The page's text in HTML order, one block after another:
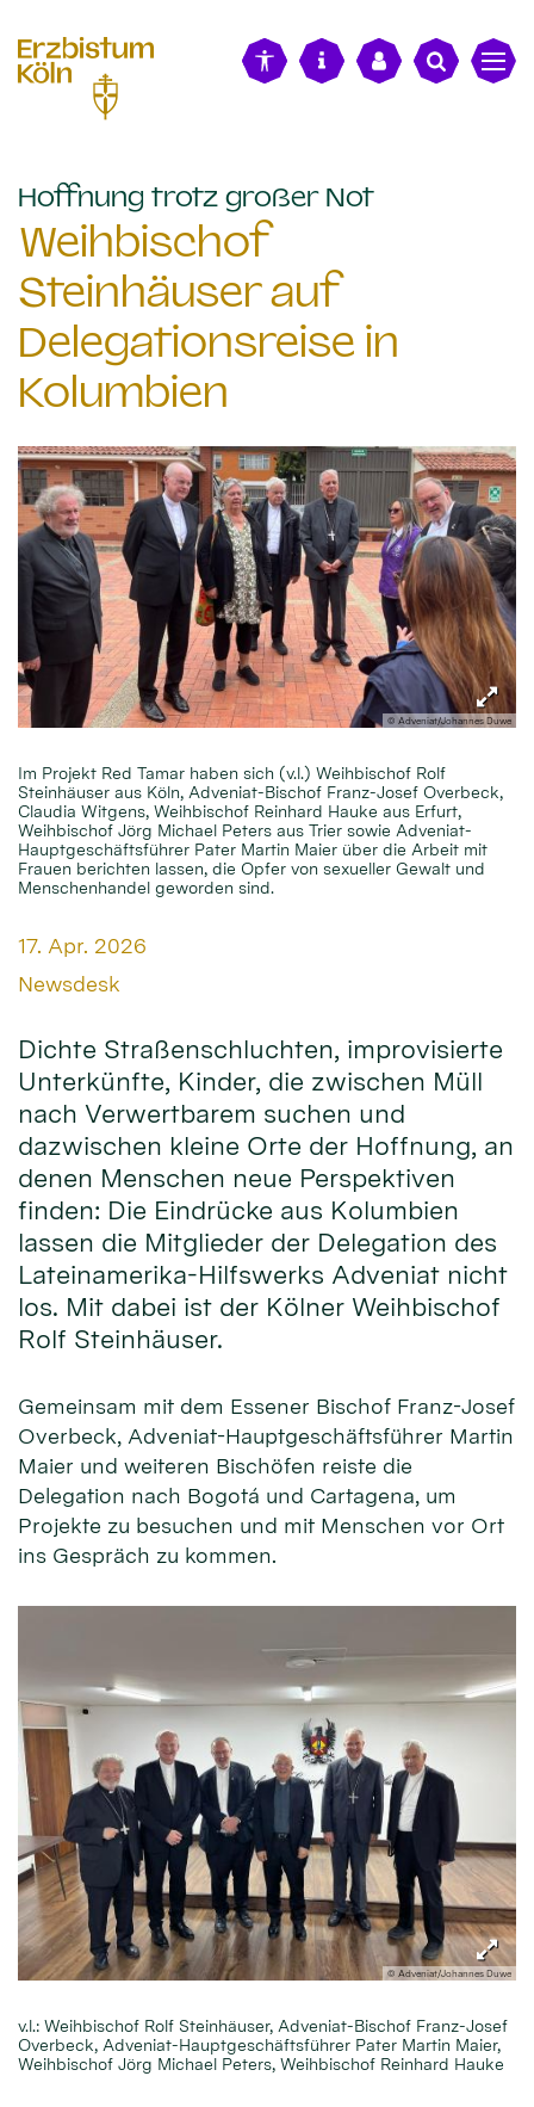
Hoffnung trotz großer Not:
Weihbischof
Steinhäuser auf
Delegationsreise in
Kolumbien
© Adveniat/Johannes Duwe
Im Projekt Red Tamar haben sich (v.l.) Weihbischof Rolf
Steinhäuser aus Köln, Adveniat-Bischof Franz-Josef Overbeck,
Claudia Witgens, Weihbischof Reinhard Hauke aus Erfurt,
Weihbischof Jörg Michael Peters aus Trier sowie Adveniat-
Hauptgeschäftsführer Pater Martin Maier über die Arbeit mit
Frauen berichten lassen, die Opfer von sexueller Gewalt und
Menschenhandel geworden sind.
Datum:
17. Apr. 2026
Von:
Newsdesk
Dichte Straßenschluchten, improvisierte
Unterkünfte, Kinder, die zwischen Müll
nach Verwertbarem suchen und
dazwischen kleine Orte der Hoffnung, an
denen Menschen neue Perspektiven
finden: Die Eindrücke aus Kolumbien
lassen die Mitglieder der Delegation des
Lateinamerika-Hilfswerks Adveniat nicht
los. Mit dabei ist der Kölner Weihbischof
Rolf Steinhäuser.
Gemeinsam mit dem Essener Bischof Franz-Josef
Overbeck, Adveniat-Hauptgeschäftsführer Martin
Maier und weiteren Bischöfen reiste die
Delegation nach Bogotá und Cartagena, um
Projekte zu besuchen und mit Menschen vor Ort
ins Gespräch zu kommen.
© Adveniat/Johannes Duwe
v.l.: Weihbischof Rolf Steinhäuser, Adveniat-Bischof Franz-Josef
Overbeck, Adveniat-Hauptgeschäftsführer Pater Martin Maier,
Weihbischof Jörg Michael Peters, Weihbischof Reinhard Hauke